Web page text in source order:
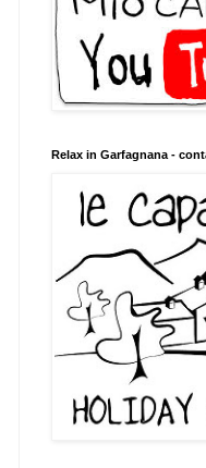
Relax in Garfagnana -